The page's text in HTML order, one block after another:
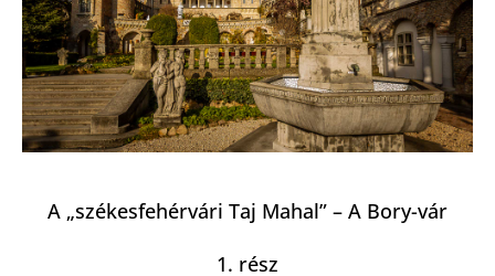
A „székesfehérvári Taj Mahal” – A Bory-vár
1. rész